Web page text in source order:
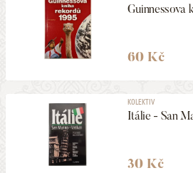
Guinnessova
60 Kč
KOLEKTIV
Itálie - San
30 Kč